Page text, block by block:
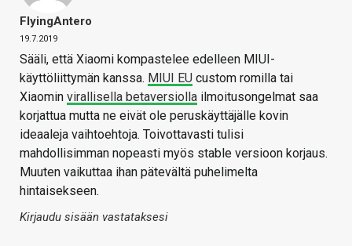
FlyingAntero
19.7.2019
Sääli, että Xiaomi kompastelee edelleen MIUI-
käyttöliittymän kanssa. MIUI EU custom romilla tai
Xiaomin virallisella betaversiolla ilmoitusongelmat saa
korjattua mutta ne eivät ole peruskäyttäjälle kovin
ideaaleja vaihtoehtoja. Toivottavasti tulisi
mahdollisimman nopeasti myös stable versioon korjaus.
Muuten vaikuttaa ihan pätevältä puhelimelta
hintaisekseen.
Kirjaudu sisään vastataksesi